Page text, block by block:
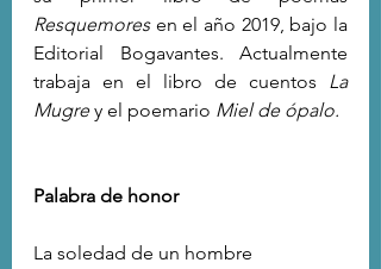
Resquemores en el año 2019, bajo la
Editorial Bogavantes. Actualmente
trabaja en el libro de cuentos La
Mugre y el poemario Miel de ópalo.
Palabra de honor
La soledad de un hombre